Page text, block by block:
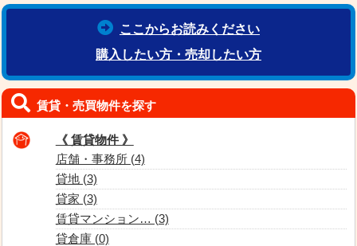
ここからお読みください
購入したい方・売却したい方
賃貸・売買物件を探す
《 賃貸物件 》
店舗・事務所 (4)
貸地 (3)
貸家 (3)
賃貸マンション… (3)
貸倉庫 (0)